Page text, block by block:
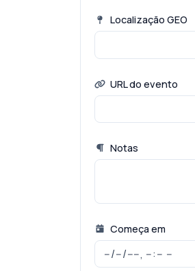
Localização GEO
URL do evento
Notas
Começa em